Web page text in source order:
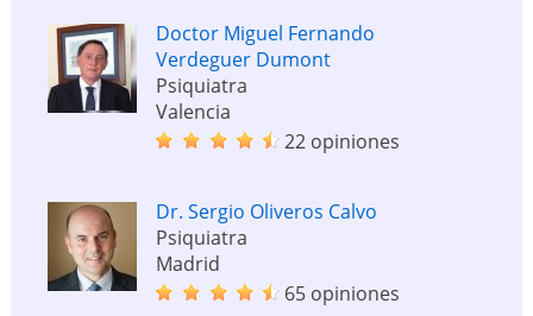
Doctor Miguel Fernando
Verdeguer Dumont
Psiquiatra
Valencia
22 opiniones
Dr. Sergio Oliveros Calvo
Psiquiatra
Madrid
65 opiniones